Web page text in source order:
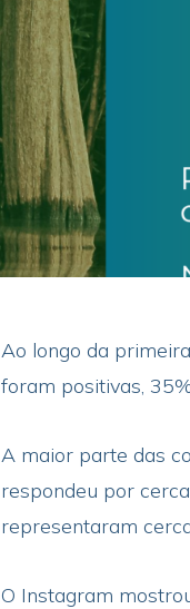
Ao longo da
foram positivas,
A maior parte das
respondeu por
representaram
O Instagram